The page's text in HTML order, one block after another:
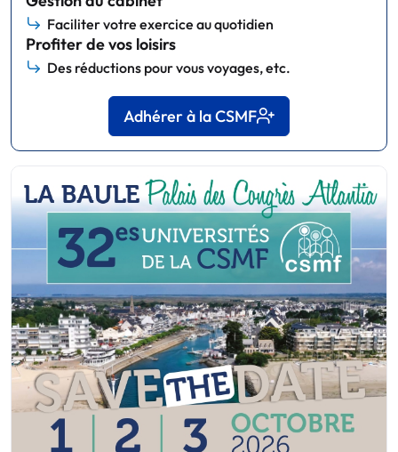
Faciliter votre exercice au quotidien
Profiter de vos loisirs
Des réductions pour vous voyages, etc.
Adhérer à la CSMF